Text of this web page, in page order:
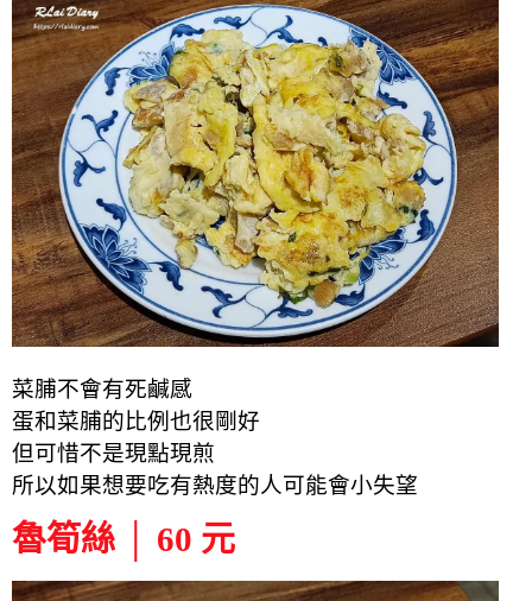
菜脯不會有死鹹感
蛋和菜脯的比例也很剛好
但可惜不是現點現煎
所以如果想要吃有熱度的人可能會小失望
魯筍絲 │ 60 元